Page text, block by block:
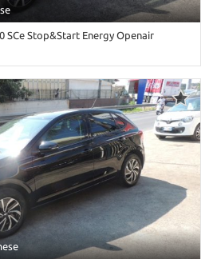
SCe Stop&Start Energy Openair
(5) • Bianco pastello • 5 Porte • ABS
Airbag Passeggero • Alzacristalli
in lega • Cerchioni in acciaio • Chiusura
• Controllo trazione • Cronologia
• Fendinebbia • Immobilizzatore
• Pacchetto sportivo •
stradali • Servosterzo • Specchietti
Automatico • Tetto apribile • USB